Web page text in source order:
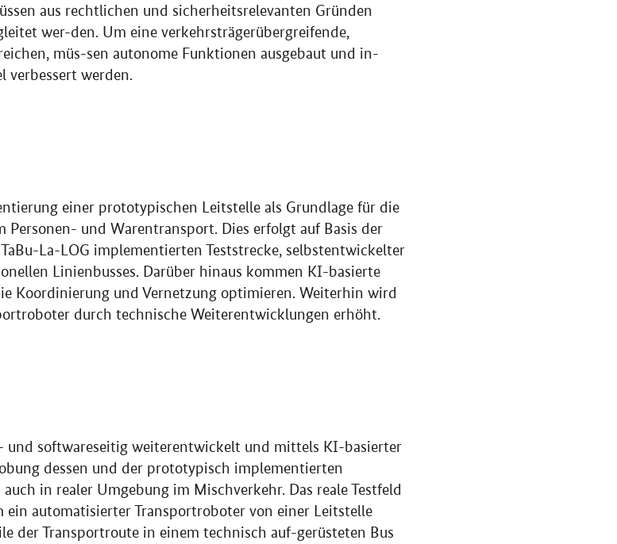
aus rechtlichen und sicherheitsrelevanten Gründen
wer-den. Um eine verkehrsträgerübergreifende,
müs-sen autonome Funktionen ausgebaut und in-
verbessert werden.
einer prototypischen Leitstelle als Grundlage für die
und Warentransport. Dies erfolgt auf Basis der
La-LOG implementierten Teststrecke, selbstentwickelter
Linienbusses. Darüber hinaus kommen KI-basierte
Koordinierung und Vernetzung optimieren. Weiterhin wird
durch technische Weiterentwicklungen erhöht.
und softwareseitig weiterentwickelt und mittels KI-basierter
dessen und der prototypisch implementierten
in realer Umgebung im Mischverkehr. Das reale Testfeld
ein automatisierter Transportroboter von einer Leitstelle
der Transportroute in einem technisch auf-gerüsteten Bus